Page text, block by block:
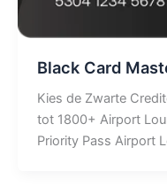
Black Card
Kies de Zwarte
tot 1800+ Airport
Priority Pass Airport